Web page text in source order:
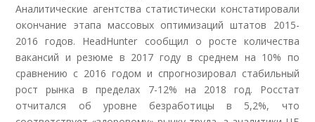
Аналитические агентства статистически констатировали
окончание этапа массовых оптимизаций штатов 2015-
2016 годов. HeadHunter сообщил о росте количества
вакансий и резюме в 2017 году в среднем на 10% по
сравнению с 2016 годом и спрогнозировал стабильный
рост рынка в пределах 7-12% на 2018 год. Росстат
отчитался об уровне безработицы в 5,2%, что